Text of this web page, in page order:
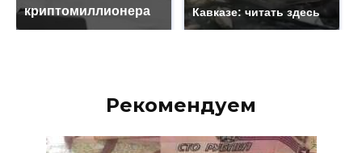
криптомиллионера
Кавказе: читать здесь
Рекомендуем